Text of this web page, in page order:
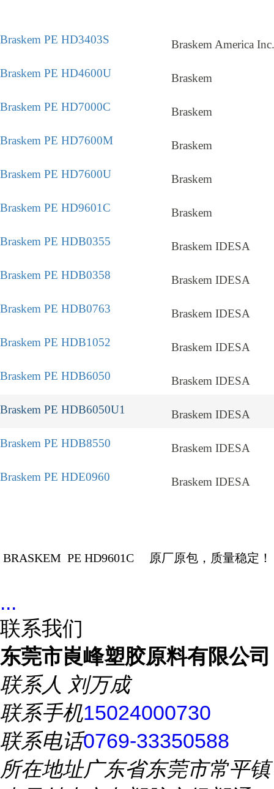
Braskem PE HD3403S Braskem America Inc.
Braskem PE HD4600U Braskem
Braskem PE HD7000C Braskem
Braskem PE HD7600M Braskem
Braskem PE HD7600U Braskem
Braskem PE HD9601C Braskem
Braskem PE HDB0355 Braskem IDESA
Braskem PE HDB0358 Braskem IDESA
Braskem PE HDB0763 Braskem IDESA
Braskem PE HDB1052 Braskem IDESA
Braskem PE HDB6050 Braskem IDESA
Braskem PE HDB6050U1 Braskem IDESA
Braskem PE HDB8550 Braskem IDESA
Braskem PE HDE0960 Braskem IDESA
BRASKEM PE HD9601C 原厂原包，质量稳定！
...
联系我们
东莞市崀峰塑胶原料有限公司
联系人 刘万成
联系手机15024000730
联系电话0769-33350588
所在地址广东省东莞市常平镇